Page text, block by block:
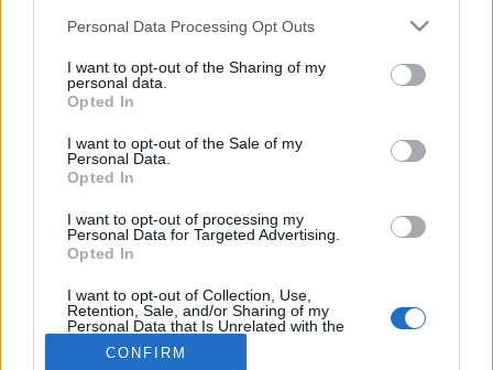
Please note that this website/app uses one or more Google
not limited to your visit or usage behaviour. You may click to
grant or deny consent to Google and its third-party tags to
use your data for below specified purposes in below Google
consent section.
Personal Data Processing Opt Outs
I want to opt-out of the Sharing of my
personal data.
Opted In
I want to opt-out of the Sale of my
Personal Data.
Opted In
I want to opt-out of processing my
Personal Data for Targeted Advertising.
Opted In
I want to opt-out of Collection, Use,
Retention, Sale, and/or Sharing of my
Personal Data that Is Unrelated with the
Purposes for which it was collected.
Opted Out
CONFIRM